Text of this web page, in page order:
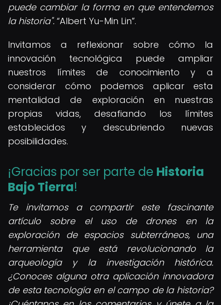
puede cambiar la forma en que entendemos
la historia". Albert Yu-Min Lin .
Invitamos a reflexionar sobre cómo la
innovación tecnológica puede ampliar
nuestros límites de conocimiento y a
considerar cómo podemos aplicar esta
mentalidad de exploración en nuestras
propias vidas, desafiando los límites
establecidos y descubriendo nuevas
posibilidades.
¡Gracias por ser parte de Historia
Bajo Tierra!
Te invitamos a compartir este fascinante
artículo sobre el uso de drones en la
exploración de espacios subterráneos, una
herramienta que está revolucionando la
arqueología y la investigación histórica.
¿Conoces alguna otra aplicación innovadora
de esta tecnología en el campo de la historia?